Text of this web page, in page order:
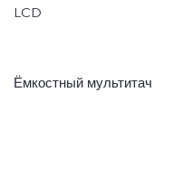
LCD
Ёмкостный мультитач